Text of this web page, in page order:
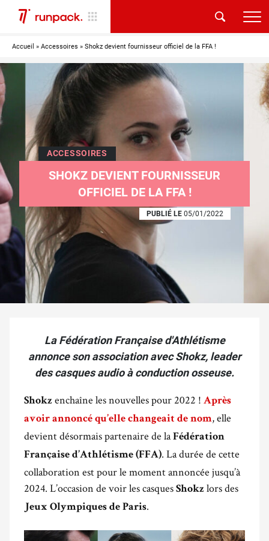
Accueil » Accessoires » Shokz devient fournisseur officiel de la FFA !
ACCESSOIRES
SHOKZ DEVIENT FOURNISSEUR
OFFICIEL DE LA FFA !
PUBLIÉ LE 05/01/2022
La Fédération Française d'Athlétisme
annonce son association avec Shokz, leader
des casques audio à conduction osseuse.
Shokz enchaîne les nouvelles pour 2022 ! Après
avoir annoncé qu’elle changeait de nom, elle
devient désormais partenaire de laFédération
Française d’Athlétisme (FFA). La durée de cette
collaboration est pour le moment annoncée jusqu’à
2024. L’occasion de voir les casques Shokz lors des
Jeux Olympiques de Paris.